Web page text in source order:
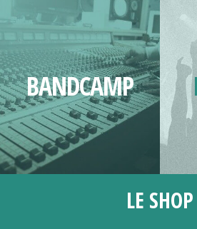
BANDCAMP
LE SHOP